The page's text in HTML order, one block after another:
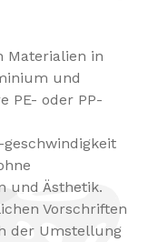
Materialien in
und
PE- oder PP-
und Ästhetik.
Vorschriften
der Umstellung